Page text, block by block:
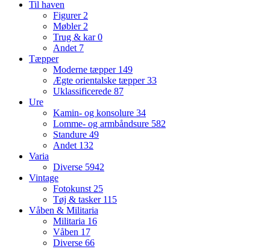
Til haven
Figurer2
Møbler2
Trug & kar0
Andet 7
Tæpper
Moderne tæpper 149
Ægte orientalske tæpper33
Uklassificerede 87
Ure
Kamin- og konsolure 34
Lomme- og armbåndsure 582
Standure 49
Andet 132
Varia
Diverse 5942
Vintage
Fotokunst25
Tøj & tasker 115
Våben & Militaria
Militaria 16
Våben 17
Diverse 66